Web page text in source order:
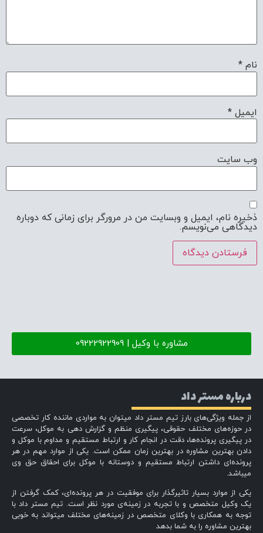
نام *
ایمیل *
وب‌ سایت
ذخیره نام، ایمیل و وبسایت من در مرورگر برای زمانی که دوباره
دیدگاهی می‌نویسم.
مشاوره با وکیل | 09222922909
درباره مستر داد
از جمله ویژگی‌های بارز تیم مستر داد میتوان به مواردی ماننده کار تخصصی
در حوزه‌های مختلف حقوقی، پیگیری منظم و گزارش دهی به موکل، سرعت
در پیگیری پرونده‌ها، دقت در انجام کار و ارتباط مستقیم و مداوم با موکل و
دادن بهترین مشاوره در بهترین زمان ممکن است. یکی از موارد مهم در هر
پرونده‌ای داشتن ارتباط مستقیم و دوستانه با موکل برای احقاق حق وی
میباشد.
یکی از موارد بسیار تاثیرگذار برای موفقیت در هر پرونده‌ای، کمک گرفتن از
یک وکیل متخصص و با تجربه در زمینه‌ی مورد نظر است. تیم مستر داد با
توجه به همکاری با وکلای متخصص در زمینه‌های مختلف میتواند به خوبی
بهترین مشاوره را به شما بدهد